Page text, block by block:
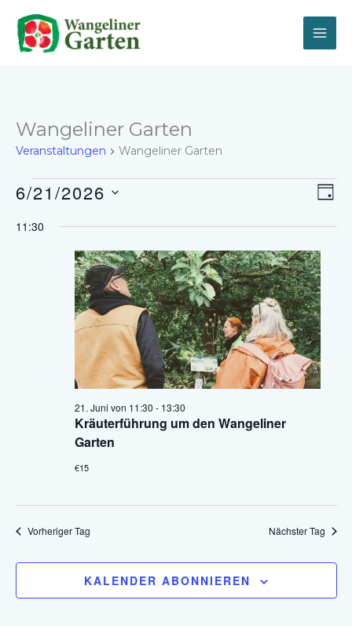
Inhalt
springen
Wangeliner Garten
Veranstaltungen Wangeliner Garten
Veranstaltungen
für
TAG
6/21/2026
wählen.
11:30
Kräuterführung um den Wangeliner
Garten
21. Juni von 11:30 - 13:30
€15
Vorheriger Tag Nächster Tag
KALENDER ABONNIEREN